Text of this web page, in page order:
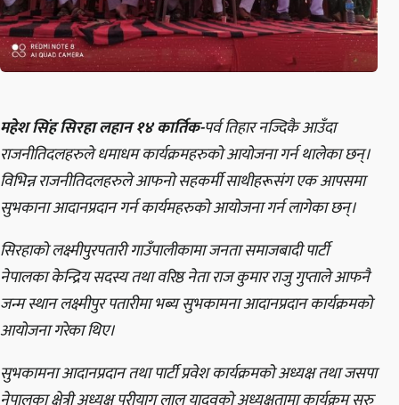
महेश सिंह सिरहा लहान १४ कार्तिक-पर्व तिहार नज्दिकै आउँदा
राजनीतिदलहरुले धमाधम कार्यक्रमहरुको आयोजना गर्न थालेका छन्।
विभिन्न राजनीतिदलहरुले आफनो सहकर्मी साथीहरूसंग एक आपसमा
सुभकाना आदानप्रदान गर्न कार्यमहरुको आयोजना गर्न लागेका छन्।
सिरहाको लक्ष्मीपुरपतारी गाउँपालीकामा जनता समाजबादी पार्टी
नेपालका केन्द्रिय सदस्य तथा वरिष्ठ नेता राज कुमार राजु गुप्ताले आफनै
जन्म स्थान लक्ष्मीपुर पतारीमा भब्य सुभकामना आदानप्रदान कार्यक्रमको
आयोजना गरेका थिए।
सुभकामना आदानप्रदान तथा पार्टी प्रवेश कार्यक्रमको अध्यक्ष तथा जसपा